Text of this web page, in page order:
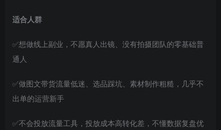
适合人群
✅想做线上副业，不愿真人出镜、没有拍摄团队的零基础普
通人
✅做图文带货流量低迷、选品踩坑、素材制作粗糙，几乎不
出单的运营新手
✅不会投放流量工具，投放成本高转化差，不懂数据复盘优